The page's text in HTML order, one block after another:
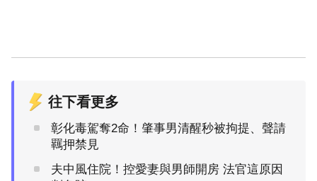
往下看更多
彰化毒駕奪2命！肇事男清醒秒被拘提、聲請
羈押禁見
夫中風住院！控愛妻與男師開房 法官這原因